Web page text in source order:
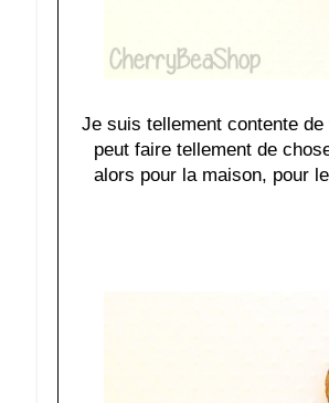
Je suis tellement contente
peut faire tellement de
alors pour la maison, pour